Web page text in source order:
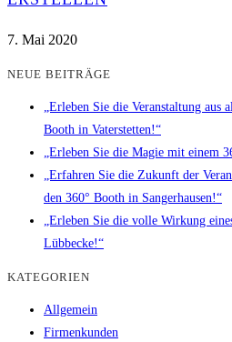
7. Mai 2020
NEUE BEITRÄGE
„Erleben Sie die Veranstaltung aus
Booth in Vaterstetten!“
„Erleben Sie die Magie mit einem
„Erfahren Sie die Zukunft der
den 360° Booth in Sangerhausen!“
„Erleben Sie die volle Wirkung
Lübbecke!“
KATEGORIEN
Allgemein
Firmenkunden